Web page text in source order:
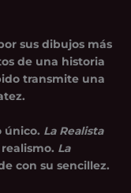
sus dibujos más
de una historia
transmite una
único. La Realista
La
con su sencillez.